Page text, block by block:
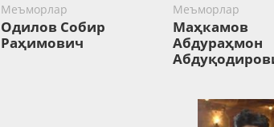
Меъморлар
Одилов Собир
Раҳимович
Меъморлар
Маҳкамов
Абдураҳмон